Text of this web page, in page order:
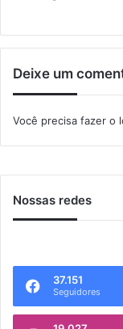
r
d
c
q
u
m
Deixe um
Você precisa fazer o
Nossas redes
37.151
Seguidores